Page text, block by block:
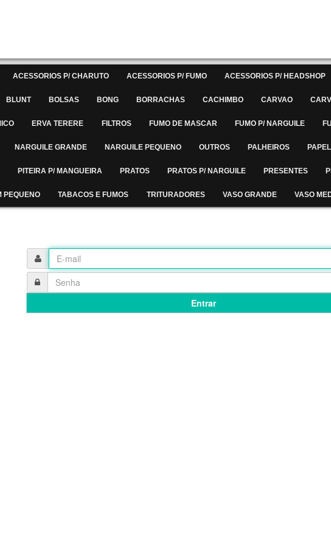
ACESSORIOS P/ CHARUTO ACESSORIOS P/ FUMO ACESSORIOS P/ HEADSHOP
BLUNT BOLSAS BONG BORRACHAS CACHIMBO CARVAO
ERVA TERERE FILTROS FUMO DE MASCAR FUMO P/ NARGUILE
NARGUILE GRANDE NARGUILE PEQUENO OUTROS PALHEIROS
PITEIRA P/ MANGUEIRA PRATOS PRATOS P/ NARGUILE PRESENTES
PEQUENO TABACOS E FUMOS TRITURADORES VASO GRANDE VASO